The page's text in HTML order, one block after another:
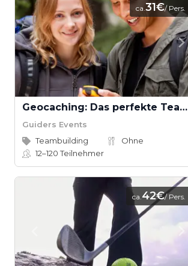
ca.31€/ Pers.
Geocaching: Das perfekte Teamevent für Abenteuerlustige
Guiders Events
Teambuilding
Ohne
12–120Teilnehmer
ca.42€/ Pers.